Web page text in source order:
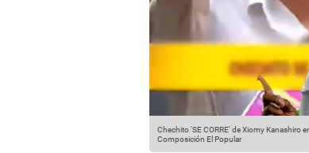
Chechito 'SE CORRE' de Xiomy Kanashiro
Composición El Popular